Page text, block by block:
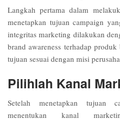
Langkah pertama dalam
menetapkan tujuan campaign
integritas marketing dilakukan
brand awareness terhadap
tujuan sesuai dengan misi
Pilihlah Kanal
Setelah menetapkan tujuan
menentukan kanal